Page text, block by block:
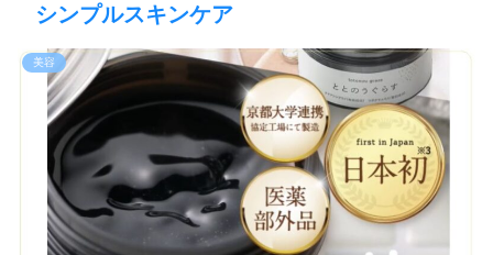
シンプルスキンケア
美容